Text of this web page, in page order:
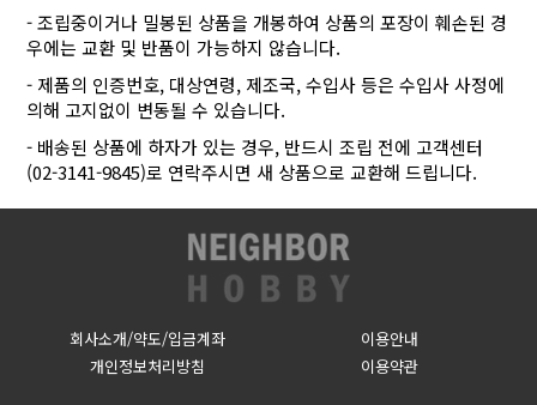
- 조립중이거나 밀봉된 상품을 개봉하여 상품의 포장이 훼손된 경
우에는 교환 및 반품이 가능하지 않습니다.
- 제품의 인증번호, 대상연령, 제조국, 수입사 등은 수입사 사정에
의해 고지없이 변동될 수 있습니다.
- 배송된 상품에 하자가 있는 경우, 반드시 조립 전에 고객센터
(02-3141-9845)로 연락주시면 새 상품으로 교환해 드립니다.
회사소개/약도/입금계좌
이용안내
개인정보처리방침
이용약관